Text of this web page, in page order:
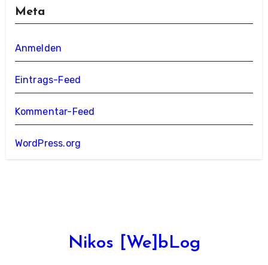
Meta
Anmelden
Eintrags-Feed
Kommentar-Feed
WordPress.org
Nikos [We]bLog